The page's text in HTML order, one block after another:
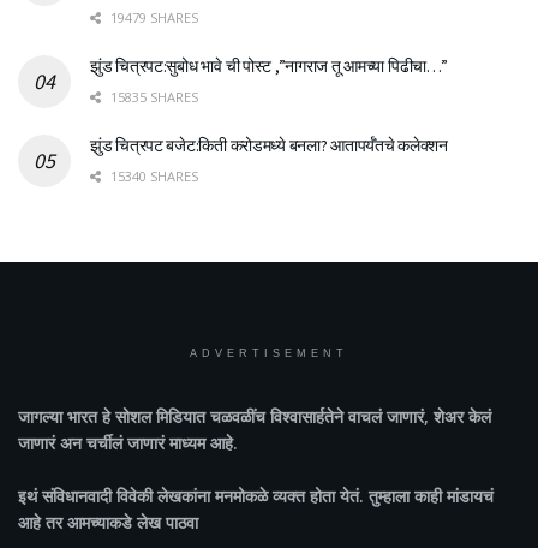
19479 SHARES
झुंड चित्रपट:सुबोध भावे ची पोस्ट ,”नागराज तू आमच्या पिढीचा…”
15835 SHARES
झुंड चित्रपट बजेट:किती करोडमध्ये बनला? आतापर्यँतचे कलेक्शन
15340 SHARES
ADVERTISEMENT
जागल्या भारतहे सोशल मिडियात चळवळींच विश्वासार्हतेने वाचलं जाणारं, शेअर केलं
जाणारं अन चर्चीलं जाणारं माध्यम आहे.
इथं संविधानवादी विवेकी लेखकांना मनमोकळे व्यक्त होता येतं. तुम्हाला काही मांडायचं
आहे तर आमच्याकडे लेख पाठवा